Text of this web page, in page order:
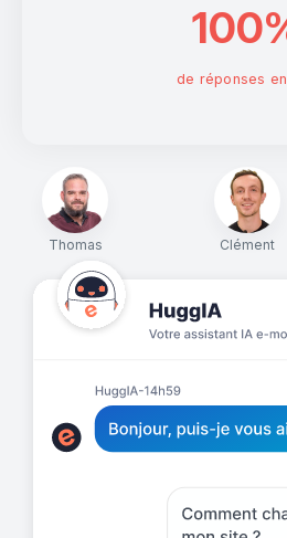
Thomas Clément
de réponses